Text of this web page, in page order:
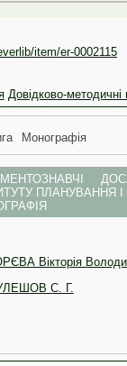
item/er-0002115
Довідково-методичні
Монографія
ПЛАНУВАННЯ
Вікторія
С. Г.